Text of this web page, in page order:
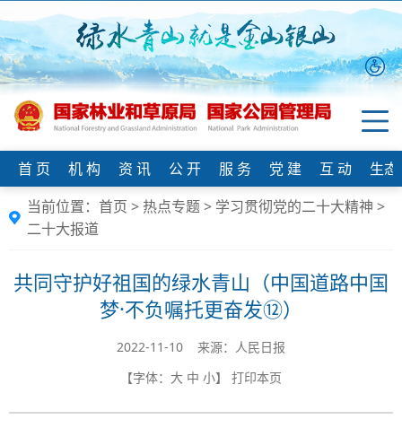
首 页 机 构 资 讯 公 开 服 务 党 建 互 动
生
当前位置： 首页 > 热点专题> 学习贯彻党的二十大精神 >
二十大报道
共同守护好祖国的绿水青山（中国道路中国
梦·不负嘱托更奋发⑫）
2022-11-10 来源：人民日报
【字体： 大 中 小】 打印本页